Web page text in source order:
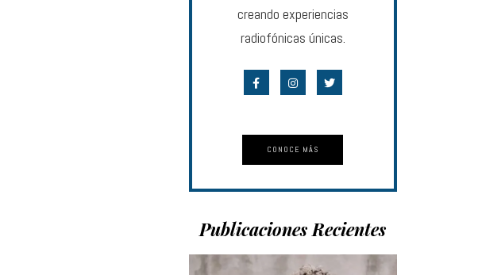
creando experiencias
radiofónicas únicas.
CONOCE MÁS
Publicaciones Recientes